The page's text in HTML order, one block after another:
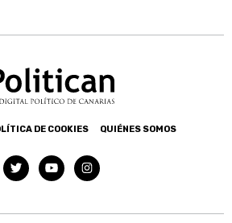
DE COOKIES QUIÉNES SOMOS